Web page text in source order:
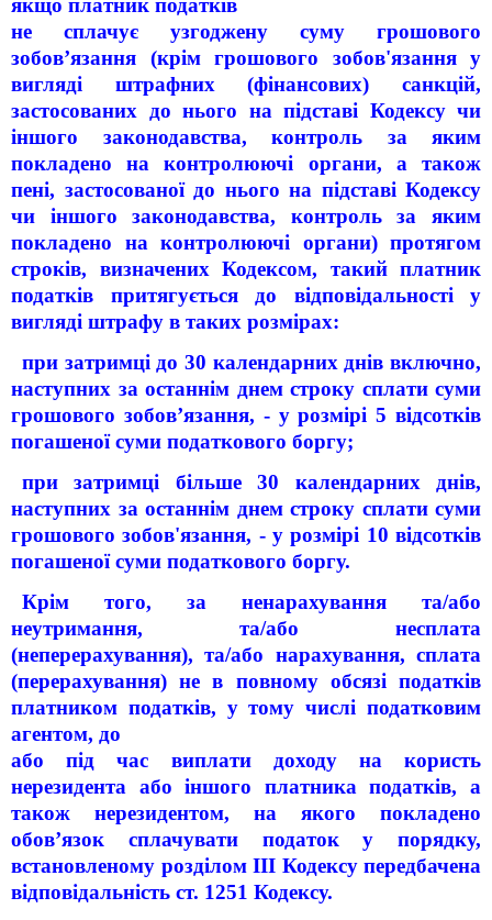
якщо платник податків
не сплачує узгоджену суму грошового
зобов’язання (крім грошового зобов'язання у
вигляді штрафних (фінансових) санкцій,
застосованих до нього на підставі Кодексу чи
іншого законодавства, контроль за яким
покладено на контролюючі органи, а також
пені, застосованої до нього на підставі Кодексу
чи іншого законодавства, контроль за яким
покладено на контролюючі органи) протягом
строків, визначених Кодексом, такий платник
податків притягується до відповідальності у
вигляді штрафу в таких розмірах:
при затримці до 30 календарних днів включно,
наступних за останнім днем строку сплати суми
грошового зобов’язання, - у розмірі 5 відсотків
погашеної суми податкового боргу;
при затримці більше 30 календарних днів,
наступних за останнім днем строку сплати суми
грошового зобов'язання, - у розмірі 10 відсотків
погашеної суми податкового боргу.
Крім того, за ненарахування та/або
неутримання, та/або несплата
(неперерахування), та/або нарахування, сплата
(перерахування) не в повному обсязі податків
платником податків, у тому числі податковим
агентом, до
або під час виплати доходу на користь
нерезидента або іншого платника податків, а
також нерезидентом, на якого покладено
обов’язок сплачувати податок у порядку,
встановленому розділом III Кодексу передбачена
відповідальність ст. 1251 Кодексу.